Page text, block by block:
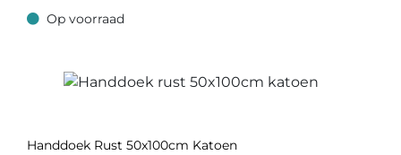
Op voorraad
Op voorraad
Handdoek Rust 50x100cm Katoen